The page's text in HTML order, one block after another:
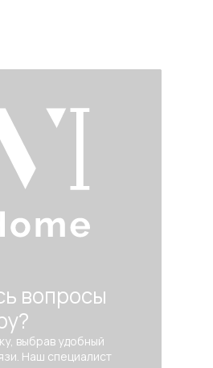
вопросы
выбрав удобный
Наш специалист